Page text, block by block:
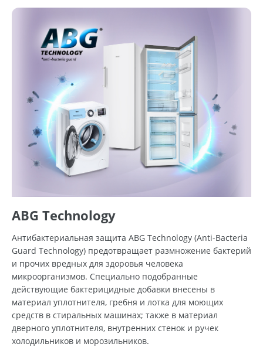
ABG Technology
Антибактериальная защита ABG Technology (Anti-Bacteria
Guard Technology) предотвращает размножение бактерий
и прочих вредных для здоровья человека
микроорганизмов. Специально подобранные
действующие бактерицидные добавки внесены в
материал уплотнителя, гребня и лотка для моющих
средств в стиральных машинах; также в материал
дверного уплотнителя, внутренних стенок и ручек
холодильников и морозильников.